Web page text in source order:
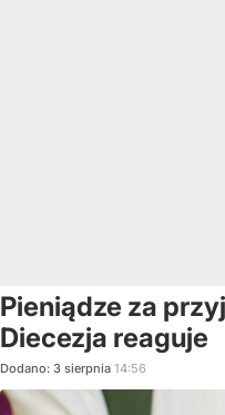
Pieniądze za
Diecezja reaguje
Dodano: 3 sierpnia 14:56